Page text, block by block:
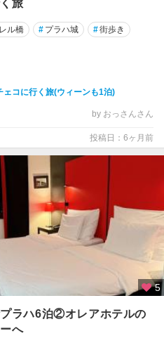
旅
ル橋 # プラハ城 #街歩き
ェコに行く旅(ウィーンも1泊)
by おっさんさん
投稿日：6ヶ月前
5
ラハ6泊②オレアホテルの
へ